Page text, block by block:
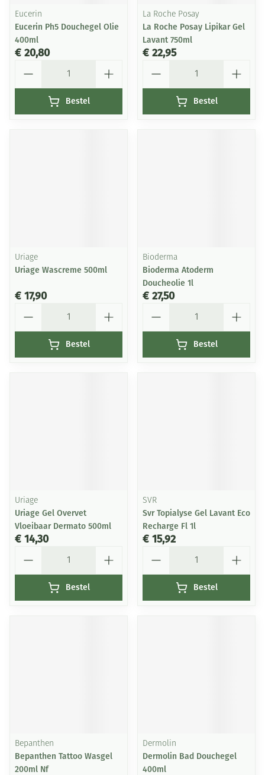
Eucerin
Eucerin Ph5 Douchegel Olie
400ml
€ 20,80
Bestel
La Roche Posay
La Roche Posay Lipikar Gel
Lavant 750ml
€ 22,95
Bestel
Uriage
Uriage Wascreme 500ml
€ 17,90
Bestel
Bioderma
Bioderma Atoderm
Doucheolie 1l
€ 27,50
Bestel
Uriage
Uriage Gel Overvet
Vloeibaar Dermato 500ml
€ 14,30
Bestel
SVR
Svr Topialyse Gel Lavant Eco
Recharge Fl 1l
€ 15,92
Bestel
Bepanthen
Bepanthen Tattoo Wasgel
200ml Nf
Dermolin
Dermolin Bad Douchegel
400ml